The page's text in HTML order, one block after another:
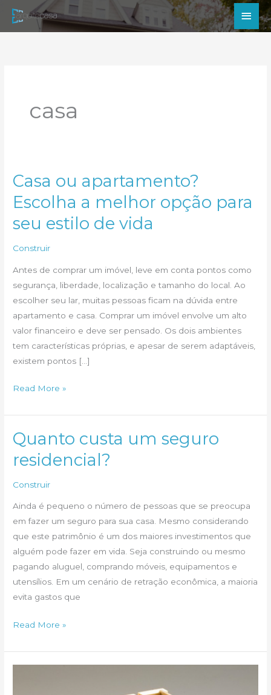
para
casa
Casa ou apartamento?
Escolha a melhor opção para
seu estilo de vida
Construir
Antes de comprar um imóvel, leve em conta pontos como
segurança, liberdade, localização e tamanho do local. Ao
escolher seu lar, muitas pessoas ficam na dúvida entre
apartamento e casa. Comprar um imóvel envolve um alto
valor financeiro e deve ser pensado. Os dois ambientes
tem características próprias, e apesar de serem adaptáveis,
existem pontos […]
Casa
apartamento?
Escolha
melhor
seu
estilo
de
vida
Read More »
Quanto custa um seguro
residencial?
Construir
Ainda é pequeno o número de pessoas que se preocupa
em fazer um seguro para sua casa. Mesmo considerando
que este patrimônio é um dos maiores investimentos que
alguém pode fazer em vida. Seja construindo ou mesmo
pagando aluguel, comprando móveis, equipamentos e
utensílios. Em um cenário de retração econômica, a maioria
evita gastos que
Quanto
um
Read More »